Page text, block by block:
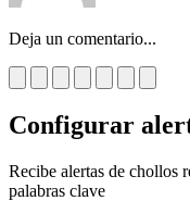
Deja un comentario...
Configurar
Recibe alertas de chollos
palabras clave